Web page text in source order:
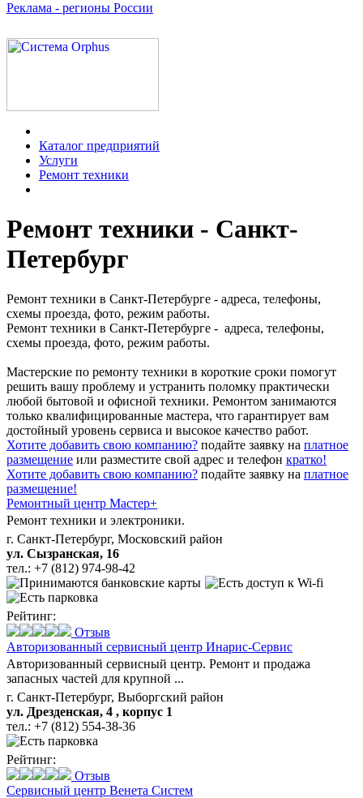
Реклама - регионы России
Каталог предприятий
Услуги
Ремонт техники
Ремонт техники - Санкт-
Петербург
Ремонт техники в Санкт-Петербурге - адреса, телефоны,
схемы проезда, фото, режим работы.
Ремонт техники в Санкт-Петербурге - адреса, телефоны,
схемы проезда, фото, режим работы.
Мастерские по ремонту техники в короткие сроки помогут
решить вашу проблему и устранить поломку практически
любой бытовой и офисной техники. Ремонтом занимаются
только квалифицированные мастера, что гарантирует вам
достойный уровень сервиса и высокое качество работ.
Хотите добавить свою компанию? подайте заявку на платное
размещение или разместите свой адрес и телефон кратко!
Хотите добавить свою компанию? подайте заявку на платное
размещение!
Ремонтный центр Мастер+
Ремонт техники и электроники.
г. Санкт-Петербург, Московский район
ул. Сызранская, 16
тел.: +7 (812) 974-98-42
Рейтинг:
Отзыв
Авторизованный сервисный центр Инарис-Сервис
Авторизованный сервисный центр. Ремонт и продажа
запасных частей для крупной ...
г. Санкт-Петербург, Выборгский район
ул. Дрезденская, 4 , корпус 1
тел.: +7 (812) 554-38-36
Рейтинг:
Отзыв
Сервисный центр Венета Систем